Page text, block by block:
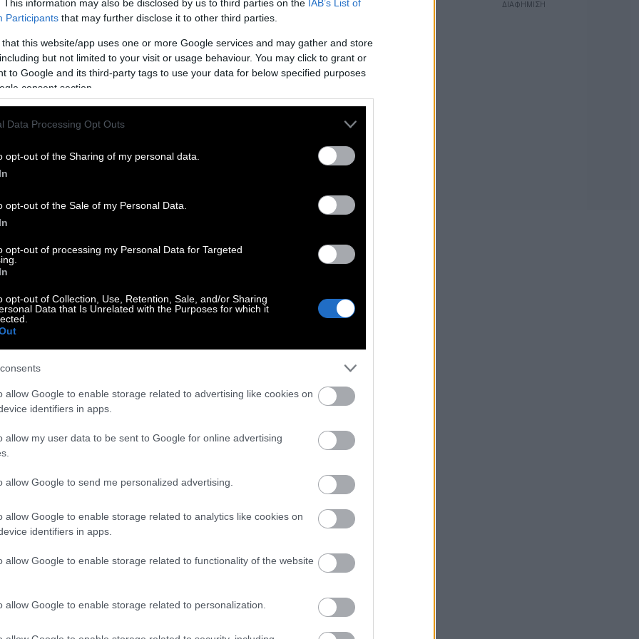
This information may also be disclosed by us to third parties on the IAB’s List of
Participants that may further disclose it to other third parties.
that this website/app uses one or more Google services and may gather and store
but not limited to your visit or usage behaviour. You may click to grant or
to Google and its third-party tags to use your data for below specified purposes
consent section.
Data Processing Opt Outs
opt-out of the Sharing of my personal data.
opt-out of the Sale of my Personal Data.
opt-out of processing my Personal Data for Targeted
opt-out of Collection, Use, Retention, Sale, and/or Sharing
Data that Is Unrelated with the Purposes for which it
allow Google to enable storage related to advertising like cookies on
identifiers in apps.
allow my user data to be sent to Google for online advertising
allow Google to send me personalized advertising.
allow Google to enable storage related to analytics like cookies on
identifiers in apps.
allow Google to enable storage related to functionality of the website
allow Google to enable storage related to personalization.
έκανε άνοιγμα 2.231 εισιτηρίων.
επηρεάστηκαν από το τριήμερο του Αγίου
σκοτεινών αιθουσών. Αριθμός
office) – 28-31/5 (συν Δευτέρα
σύνολο (με previews) | 1 εβδομάδα προβολών
| 218.168 σύνολο | 5 εβδομάδες